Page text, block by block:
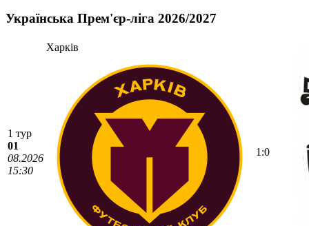
Українська Прем'єр-ліга 2026/2027
1 тур
01
08.2026
15:30
Харків
1:0